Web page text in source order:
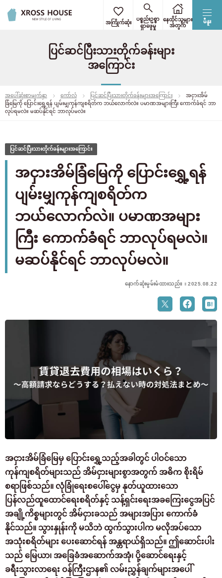
မီနူး
အကြိုက်ဆုံး
ပစ္စည်းဥစ္စာ
ရှာဖွေမှု
နေထိုင်သူများ
အတွက်
ပြင်ဆင်ပြီးသားတိုက်ခန်းများ
အကြောင်း
အပေါ်ဆုံးစာမျက်နှာ ကော်လံ ပြင်ဆင်ပြီးသားတိုက်ခန်းများအကြောင်း
အငှားအိမ်
ခြံမြေကို ပြောင်းရွှေ့ရန် ပျမ်းမျှကုန်ကျစရိတ်က ဘယ်လောက်လဲ။ ပမာဏအများကြီး ကောက်ခံရင် ဘာ
လုပ်ရမလဲ။ မဆပ်နိုင်ရင် ဘာလုပ်မလဲ။
ပြင်ဆင်ပြီးသားတိုက်ခန်းများအကြောင်း
အငှားအိမ်ခြံမြေကို ပြောင်းရွှေ့ရန်
ပျမ်းမျှကုန်ကျစရိတ်က
ဘယ်လောက်လဲ။ ပမာဏအများ
ကြီး ကောက်ခံရင် ဘာလုပ်ရမလဲ။
မဆပ်နိုင်ရင် ဘာလုပ်မလဲ။
နောက်ဆုံးမွမ်းမံထားသည်။：2025.08.22
အငှားအိမ်ခြံမြေမှ ပြောင်းရွှေ့သည့်အခါတွင် ပါဝင်သော
ကုန်ကျစရိတ်များသည် အိမ်ငှားများစွာအတွက် အဓိက စိုးရိမ်
စရာဖြစ်သည်။ လုံခြုံရေးစပေါ်ငွေမှ နုတ်ယူထားသော
ပြန်လည်ထူထောင်ရေးစရိတ်နှင့် သန့်ရှင်းရေးအခကြေးငွေအပြင်
အချို့ကိစ္စများတွင် အိမ်ငှားခသည် အများအပြား ကောက်ခံ
နိုင်သည်။ သွားနှုန်းကို မသိဘဲ ထွက်သွားပါက မလိုအပ်သော
အသုံးစရိတ်များ ပေးဆောင်ရန် အန္တရာယ်ရှိသည်။ ဤဆောင်းပါး
သည် မြေယာ၊ အခြေခံအဆောက်အအုံ၊ ပို့ဆောင်ရေးနှင့်
ခရီးသွားလာရေး ဝန်ကြီးဌာန၏ လမ်းညွှန်ချက်များအပေါ်